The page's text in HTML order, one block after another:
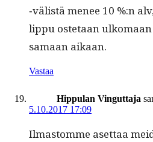
‑välistä menee 10 %:n
lip­pu oste­taan
samaan aikaan.
Vastaa
Hippulan Vinguttaja
5.10.2017 17:09
Ilmas­tomme aset­taa